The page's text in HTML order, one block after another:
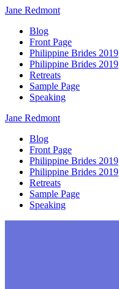
Jane Redmont
Blog
Front Page
Philippine Brides 2019
Philippine Brides 2019
Retreats
Sample Page
Speaking
Jane Redmont
Blog
Front Page
Philippine Brides 2019
Philippine Brides 2019
Retreats
Sample Page
Speaking